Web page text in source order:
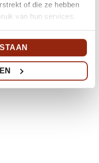
of die ze hebben
van hun services.